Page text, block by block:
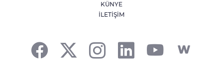
Benzine peş peşe zam! Gece yarısı
KÜNYE
İLETİŞİM